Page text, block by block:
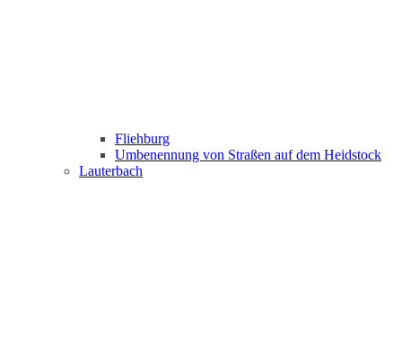
Fliehburg
Umbenennung von Straßen auf dem Heidstock
Lauterbach